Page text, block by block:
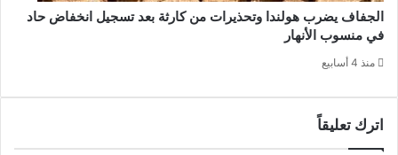
الجفاف يضرب هولندا وتحذيرات من كارثة بعد تسجيل انخفاض حاد
في منسوب الأنهار
منذ 4 أسابيع
اترك تعليقاً